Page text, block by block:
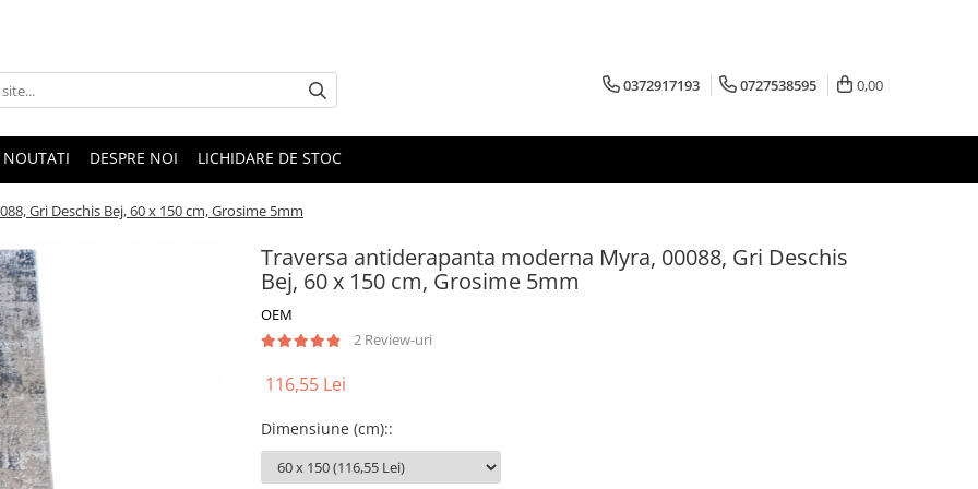
0372917193 0727538595 0,00
NOUTATI DESPRE NOI LICHIDARE DE STOC
Gri Deschis Bej, 60 x 150 cm, Grosime 5mm
Traversa antiderapanta moderna Myra, 00088, Gri Deschis
Bej, 60 x 150 cm, Grosime 5mm
OEM
2 Review-uri
116,55 Lei
Dimensiune (cm)::